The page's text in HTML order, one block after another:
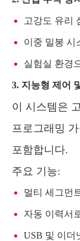
고강도 유리
이중 밀봉 시
실험실 환경
3. 지능형 제어
이 시스템은
프로그래밍
포함합니다.
주요 기능:
멀티 세그먼
자동 이력서
USB 및 이더